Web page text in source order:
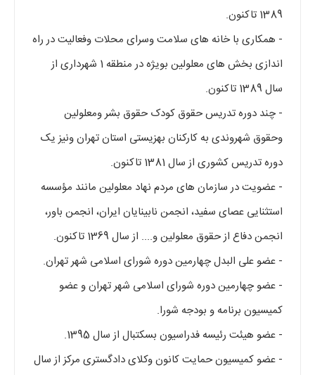
1389 تاکنون.
- همکاری با خانه های سلامت وسرای محلات وفعالیت در راه
اندازی بخش های معلولین بویژه در منطقه 1 شهرداری از
سال 1389 تاکنون.
- چند دوره تدریس حقوق کودک حقوق بشر ومعلولین
وحقوق شهروندی به کارکنان بهزیستی استان تهران ونیز یک
دوره تدریس کشوری از سال 1381 تاکنون.
- عضویت در سازمان های مردم نهاد معلولین مانند مؤسسه
استثنایی عصای سفید، انجمن نابینایان ایران، انجمن باور،
انجمن دفاع از حقوق معلولین و.... از سال 1369 تاکنون.
- عضو علی البدل چهارمین دوره شورای اسلامی شهر تهران.
- عضو چهارمین دوره شورای اسلامی شهر تهران و عضو
کمیسیون برنامه و بودجه شورا.
- عضو هیئت رئیسه فدراسیون بسکتبال از سال 1395.
- عضو کمیسیون حمایت کانون وکلای دادگستری مرکز از سال